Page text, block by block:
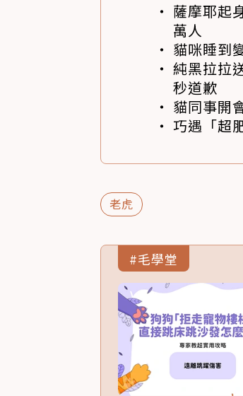
薩摩耶起
萬人
貓咪睡到
純黑拉拉
秒道歉
貓同事開
巧遇「超
老虎
#毛學堂